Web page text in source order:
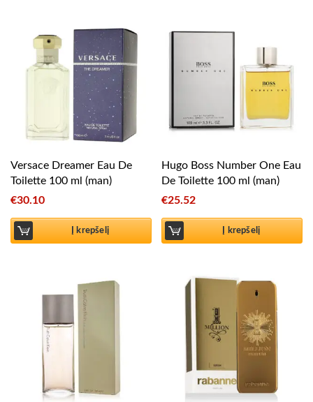
Versace Dreamer Eau De
Toilette 100 ml (man)
€30.10
Į krepšelį
Hugo Boss Number One Eau
De Toilette 100 ml (man)
€25.52
Į krepšelį